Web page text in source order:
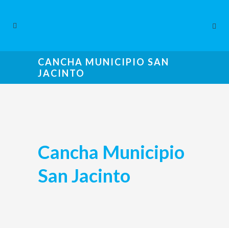
CANCHA MUNICIPIO SAN
JACINTO
Cancha Municipio
San Jacinto